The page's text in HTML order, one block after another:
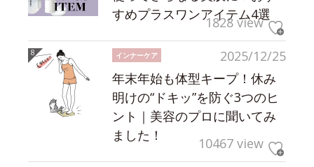
すめプラスワンアイテム4選
1828 view
2025/12/25
インナーケア
年末年始も体型キープ！休み
明けの“ドキッ”を防ぐ3つのヒ
ント｜美容のプロに聞いてみ
ました！
10467 view